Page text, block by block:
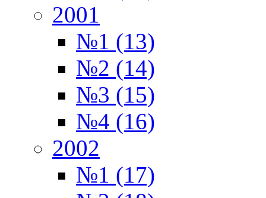
2001
№1 (13)
№2 (14)
№3 (15)
№4 (16)
2002
№1 (17)